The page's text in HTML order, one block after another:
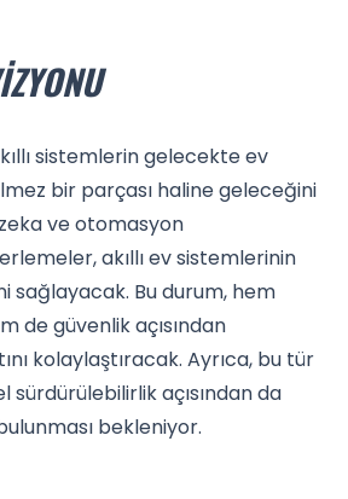
sistemlerin gelecekte ev
bir parçası haline geleceğini
ve otomasyon
akıllı ev sistemlerinin
sağlayacak. Bu durum, hem
de güvenlik açısından
kolaylaştıracak. Ayrıca, bu tür
sürdürülebilirlik açısından da
bekleniyor.